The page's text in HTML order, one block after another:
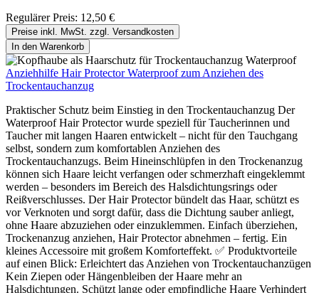
Regulärer Preis: 12,50 €
Preise inkl. MwSt. zzgl. Versandkosten
In den Warenkorb
Anziehhilfe Hair Protector Waterproof zum Anziehen des
Trockentauchanzug
Praktischer Schutz beim Einstieg in den Trockentauchanzug Der
Waterproof Hair Protector wurde speziell für Taucherinnen und
Taucher mit langen Haaren entwickelt – nicht für den Tauchgang
selbst, sondern zum komfortablen Anziehen des
Trockentauchanzugs. Beim Hineinschlüpfen in den Trockenanzug
können sich Haare leicht verfangen oder schmerzhaft eingeklemmt
werden – besonders im Bereich des Halsdichtungsrings oder
Reißverschlusses. Der Hair Protector bündelt das Haar, schützt es
vor Verknoten und sorgt dafür, dass die Dichtung sauber anliegt,
ohne Haare abzuziehen oder einzuklemmen. Einfach überziehen,
Trockenanzug anziehen, Hair Protector abnehmen – fertig. Ein
kleines Accessoire mit großem Komforteffekt. ✅ Produktvorteile
auf einen Blick: Erleichtert das Anziehen von Trockentauchanzügen
Kein Ziepen oder Hängenbleiben der Haare mehr an
Halsdichtungen. Schützt lange oder empfindliche Haare Verhindert